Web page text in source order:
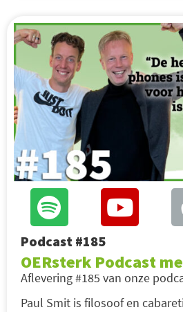
Podcast #185
OERsterk Podcast
Aflevering #185 van onze
Paul Smit is filosoof en